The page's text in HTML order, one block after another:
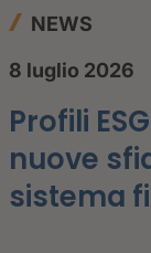
NEWS
8 luglio 2026
Profili
nuove
sistema